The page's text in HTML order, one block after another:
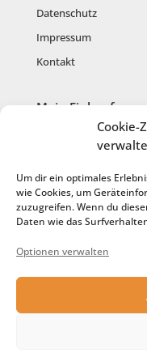
Cookie-
Um dir ein optimales
wie Cookies, um
zuzugreifen. Wenn du
Daten wie das
Optionen verwalten
Datenschutz
Impressum
Kontakt
Mein Einkauf
Kasse
Anmelden